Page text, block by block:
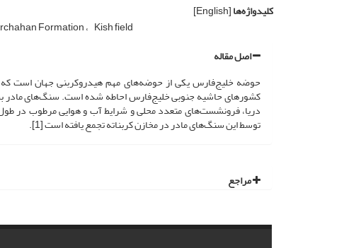
کلیدواژه‌ها[English]
Formation Kish field
اصل مقاله
حوضه خلیج‌فارس یکی از حوضه‌های مهم هیدروکربنی جهان است
کشورهای حاشیه جنوبی خلیج‌فارس احاطه شده است. سنگ‌های مادر
دریا، فرونشست‌های متعدد محلی و شرایط آب و هوایی مرطوب در
توسط این سنگ‌های مادر در مخازن کربناته تجمع یافته است [1].
مراجع